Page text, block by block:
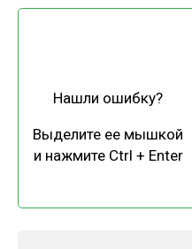
Нашли ошибку?
Выделите ее мышкой
и нажмите Ctrl + Enter